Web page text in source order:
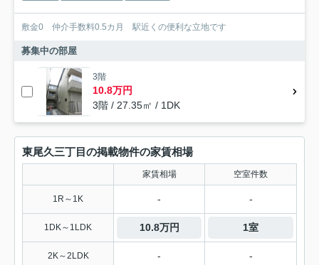
敷金0 仲介手数料0.5カ月 駅近くの便利な立地です
募集中の部屋
3階
10.8万円
3階 / 27.35㎡ / 1DK
東尾久三丁目の掲載物件の家賃相場
家賃相場 空室件数
1R～1K - -
1DK～1LDK 10.8万円 1室
2K～2LDK - -